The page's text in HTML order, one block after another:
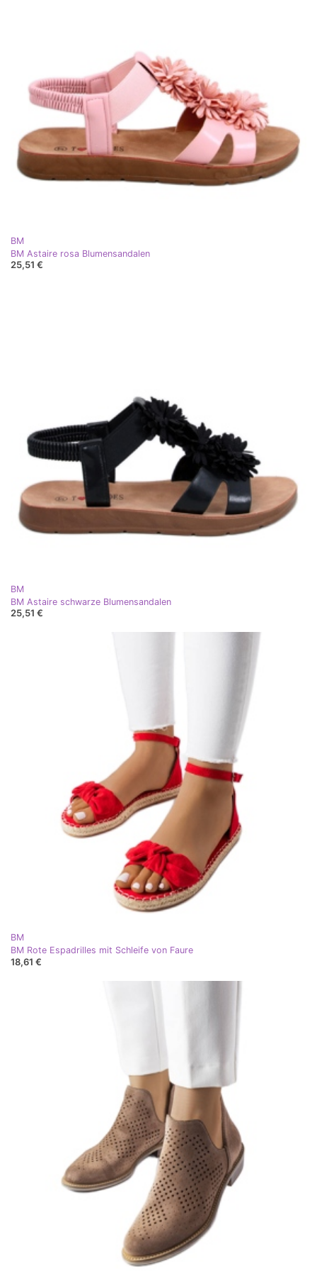
BM
BM Astaire rosa Blumensandalen
25,51 €
BM
BM Astaire schwarze Blumensandalen
25,51 €
BM
BM Rote Espadrilles mit Schleife von Faure
18,61 €